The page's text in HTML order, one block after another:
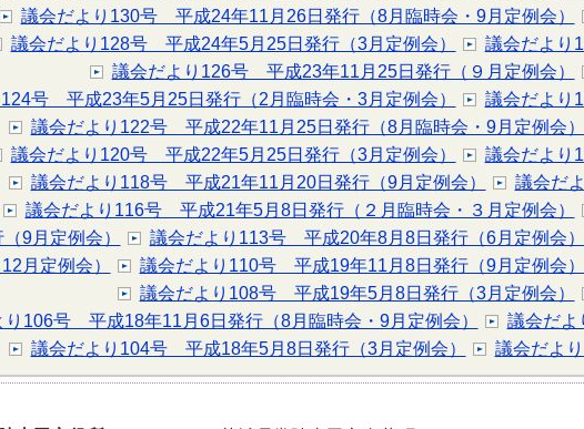
議会だより130号 平成24年11月26日発行（8月臨時会・9月定例会）
議会だより128号 平成24年5月25日発行（3月定例会）
議会だより
議会だより126号 平成23年11月25日発行（９月定例会）
号 平成23年5月25日発行（2月臨時会・3月定例会）
議会だより
議会だより122号 平成22年11月25日発行（8月臨時会・9月定例会）
議会だより120号 平成22年5月25日発行（3月定例会）
議会だより
議会だより118号 平成21年11月20日発行（9月定例会）
議会だ
議会だより116号 平成21年5月8日発行（２月臨時会・３月定例会）
9月定例会）
議会だより113号 平成20年8月8日発行（6月定例会）
月定例会）
議会だより110号 平成19年11月8日発行（9月定例会）
議会だより108号 平成19年5月8日発行（3月定例会）
り106号 平成18年11月6日発行（8月臨時会・9月定例会）
議会だよ
議会だより104号 平成18年5月8日発行（3月定例会）
議会だよ